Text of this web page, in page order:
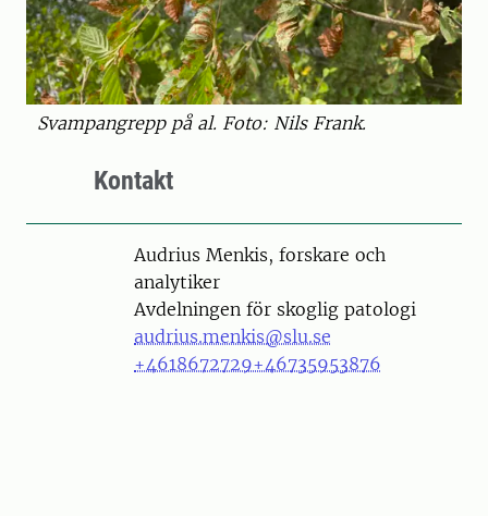
Svampangrepp på al. Foto: Nils Frank.
Kontakt
PersonAudrius Menkis, forskare och
analytiker
Avdelningen för skoglig patologi
audrius.menkis@slu.se
+4618672729+46735953876